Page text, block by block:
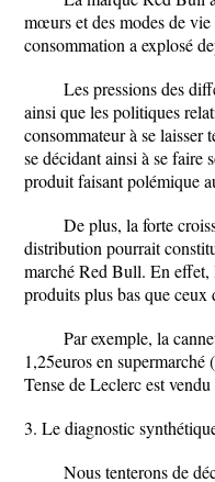
mœurs et des modes de
consommation a explosé
Les pressions des
ainsi que les politiques
consommateur à se laisser
se décidant ainsi à se faire
produit faisant polémique
De plus, la forte
distribution pourrait
marché Red Bull. En
produits plus bas que ceux
Par exemple, la
1,25euros en
Tense de Leclerc est
3. Le diagnostic
Nous tenterons de